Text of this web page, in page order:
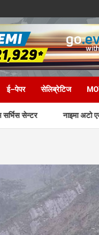
ई–पेपर सेलिब्रेटिज
नाइमा अटो एक्स्पोमा डोङफेङका